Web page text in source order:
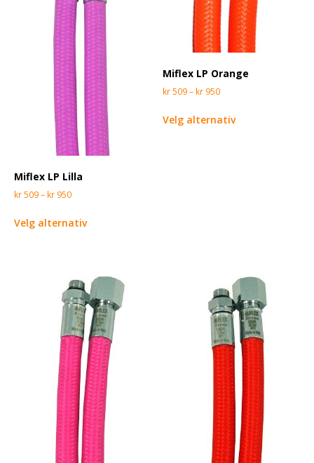
Miflex LP Lilla
kr509– kr 950
Velg alternativ
Miflex LP Orange
kr509– kr 950
Velg alternativ